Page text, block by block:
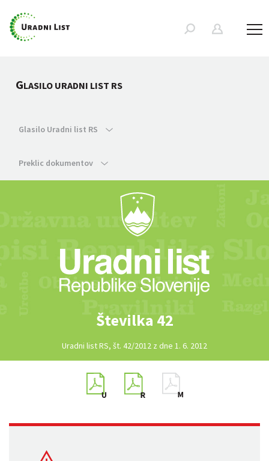
GLASILO URADNI LIST RS
Glasilo Uradni list RS
Preklic dokumentov
Številka 42
Uradni list RS, št. 42/2012 z dne 1. 6. 2012